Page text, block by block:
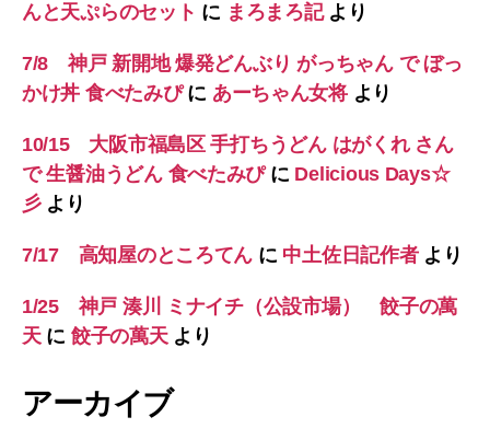
んと天ぷらのセット に まろまろ記より
7/8 神戸 新開地 爆発どんぶり がっちゃん で ぼっ
かけ丼 食べたみぴに あーちゃん女将より
10/15 大阪市福島区 手打ちうどん はがくれ さん
で 生醤油うどん 食べたみぴに Delicious Days☆
彡より
7/17 高知屋のところてん に 中土佐日記作者より
1/25 神戸 湊川 ミナイチ（公設市場） 餃子の萬
天に 餃子の萬天より
アーカイブ